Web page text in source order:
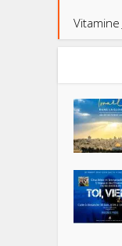
Vitamine